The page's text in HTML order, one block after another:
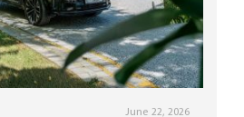
June 22, 2026